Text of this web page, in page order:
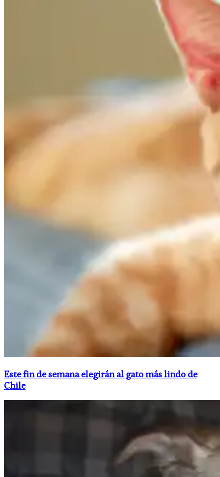
Este fin de semana elegirán al gato más lindo de
Chile